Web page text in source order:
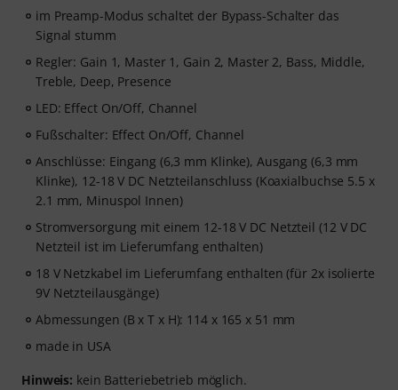
im Preamp-Modus schaltet der Bypass-Schalter das
Signal stumm
Regler: Gain 1, Master 1, Gain 2, Master 2, Bass, Middle,
Treble, Deep, Presence
LED: Effect On/Off, Channel
Fußschalter: Effect On/Off, Channel
Anschlüsse: Eingang (6,3 mm Klinke), Ausgang (6,3 mm
Klinke), 12-18 V DC Netzteilanschluss (Koaxialbuchse 5.5 x
2.1 mm, Minuspol Innen)
Stromversorgung mit einem 12-18 V DC Netzteil (12 V DC
Netzteil ist im Lieferumfang enthalten)
18 V Netzkabel im Lieferumfang enthalten (für 2x isolierte
9V Netzteilausgänge)
Abmessungen (B x T x H): 114 x 165 x 51 mm
made in USA
Hinweis: kein Batteriebetrieb möglich.